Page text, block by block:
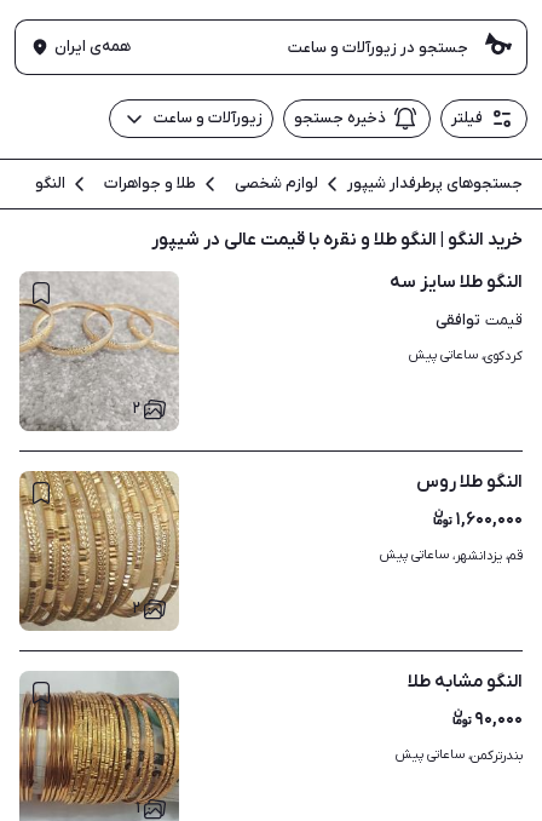
همه‌ی ایران
فیلتر ذخیره جستجو زیورآلات و ساعت
جستجوهای پرطرفدار شیپور لوازم شخصی طلا و جواهرات النگو
خرید النگو | النگو طلا و نقره با قیمت عالی در شیپور
۲
النگو طلا سایز سه
قیمت توافقی
کردکوی، ساعاتی پیش
۲
النگو طلا روس
۱,۶۰۰,۰۰۰
قم، یزدانشهر، ساعاتی پیش
۱
النگو مشابه طلا
۹۰,۰۰۰
بندرترکمن، ساعاتی پیش